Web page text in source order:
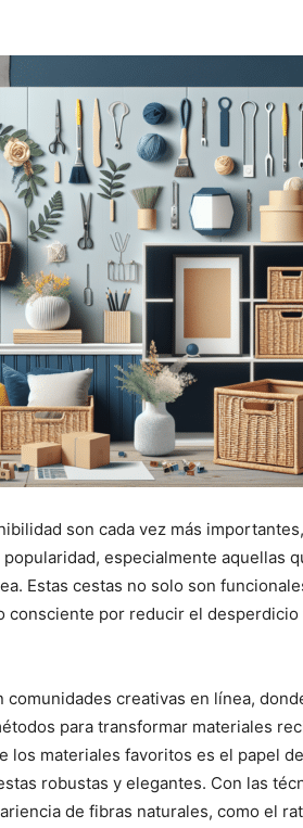
son cada vez más
especialmente aquellas
Estas cestas no solo son
consciente por reducir el desperdicio
creativas en línea,
para transformar materiales
los materiales favoritos es el papel
robustas y elegantes. Con las
de fibras naturales, como el